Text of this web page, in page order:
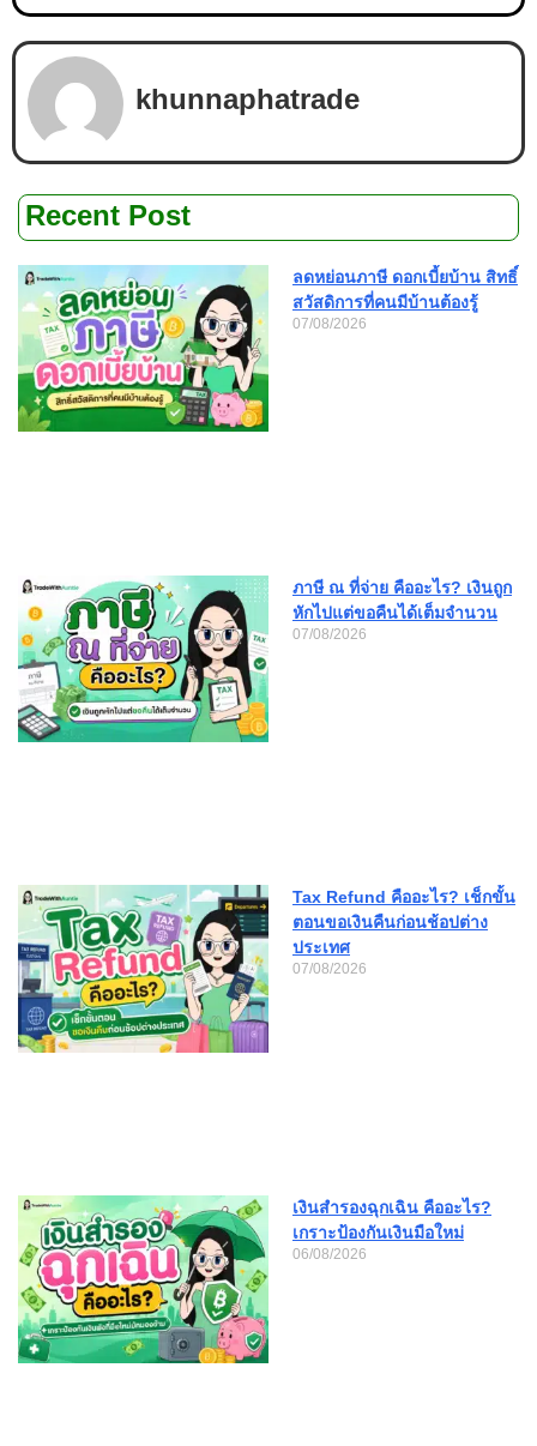
khunnaphatrade
Recent Post
ลดหย่อนภาษี ดอกเบี้ยบ้าน สิทธิ์
สวัสดิการที่คนมีบ้านต้องรู้
07/08/2026
ภาษี ณ ที่จ่าย คืออะไร? เงินถูก
หักไปแต่ขอคืนได้เต็มจำนวน
07/08/2026
Tax Refund คืออะไร? เช็กขั้น
ตอนขอเงินคืนก่อนช้อปต่าง
ประเทศ
07/08/2026
เงินสำรองฉุกเฉิน คืออะไร?
เกราะป้องกันเงินมือใหม่
06/08/2026